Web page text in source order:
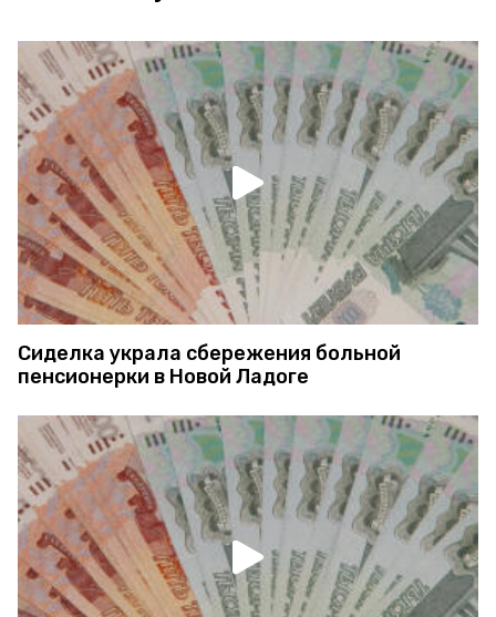
Сиделка украла сбережения больной
пенсионерки в Новой Ладоге